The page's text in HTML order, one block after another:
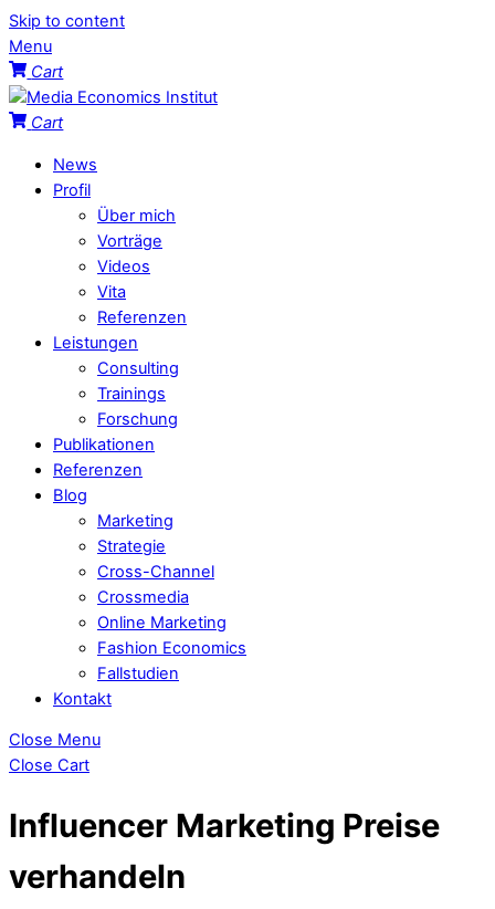
Skip to content
Menu
Cart
Cart
News
Profil
Über mich
Vorträge
Videos
Vita
Referenzen
Leistungen
Consulting
Trainings
Forschung
Publikationen
Referenzen
Blog
Marketing
Strategie
Cross-Channel
Crossmedia
Online Marketing
Fashion Economics
Fallstudien
Kontakt
Close Menu
Close Cart
Influencer Marketing Preise
verhandeln